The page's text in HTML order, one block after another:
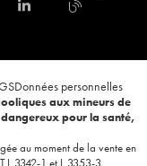
Données personnelles
aux mineurs de
pour la santé,
au moment de la vente en
1 et L.3353-3